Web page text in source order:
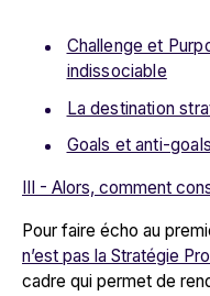
Challenge et
indissociable
La destination
Goals et anti-
III - Alors, comment
Pour faire écho au
n’est pas la Stratégie
cadre qui permet de